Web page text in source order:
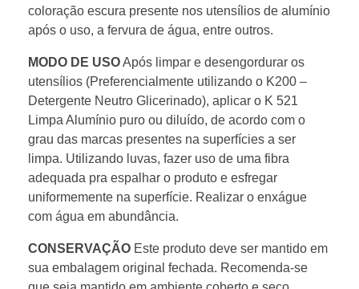
coloração escura presente nos utensílios de alumínio
após o uso, a fervura de água, entre outros.
MODO DE USOApós limpar e desengordurar os
utensílios (Preferencialmente utilizando o K200 –
Detergente Neutro Glicerinado), aplicar o K 521
Limpa Alumínio puro ou diluído, de acordo com o
grau das marcas presentes na superfícies a ser
limpa. Utilizando luvas, fazer uso de uma fibra
adequada pra espalhar o produto e esfregar
uniformemente na superfície. Realizar o enxágue
com água em abundância.
CONSERVAÇÃO Este produto deve ser mantido em
sua embalagem original fechada. Recomenda-se